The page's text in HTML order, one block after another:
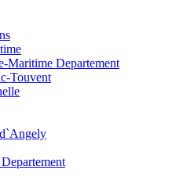
Maritime Departement
Touvent